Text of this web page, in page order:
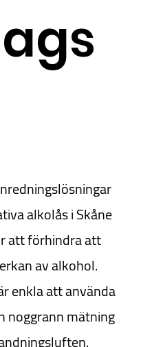
alkolås i Skåne
att förhindra att
av alkohol.
enkla att använda
noggrann mätning